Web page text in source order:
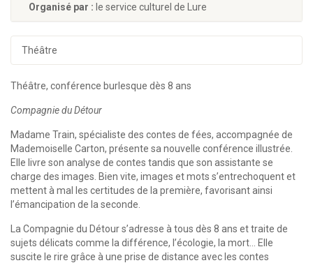
Organisé par : le service culturel de Lure
Théâtre
Théâtre, conférence burlesque dès 8 ans
Compagnie du Détour
Madame Train, spécialiste des contes de fées, accompagnée de
Mademoiselle Carton, présente sa nouvelle conférence illustrée.
Elle livre son analyse de contes tandis que son assistante se
charge des images. Bien vite, images et mots s’entrechoquent et
mettent à mal les certitudes de la première, favorisant ainsi
l’émancipation de la seconde.
La Compagnie du Détour s’adresse à tous dès 8 ans et traite de
sujets délicats comme la différence, l’écologie, la mort… Elle
suscite le rire grâce à une prise de distance avec les contes